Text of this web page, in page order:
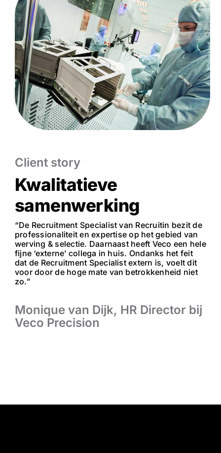
Client story
Kwalitatieve
samenwerking
“De Recruitment Specialist van Recruitin bezit de
professionaliteit en expertise op het gebied van
werving & selectie. Daarnaast heeft Veco een hele
fijne ‘externe’ collega in huis. Ondanks het feit
dat de Recruitment Specialist extern is, voelt dit
voor door de hoge mate van betrokkenheid niet
zo.”
Monique van Dijk, HR Director bij
Veco Precision